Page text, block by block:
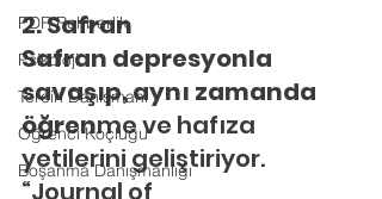
PDR Rehberlik
Psikoloji
Tercih Danışmanı
Öğrenci Koçluğu
Boşanma Danışmanlığı
2. Safran
Safran depresyonla
savaşıp, aynı zamanda
öğrenme ve hafıza
yetilerini geliştiriyor.
“Journal of